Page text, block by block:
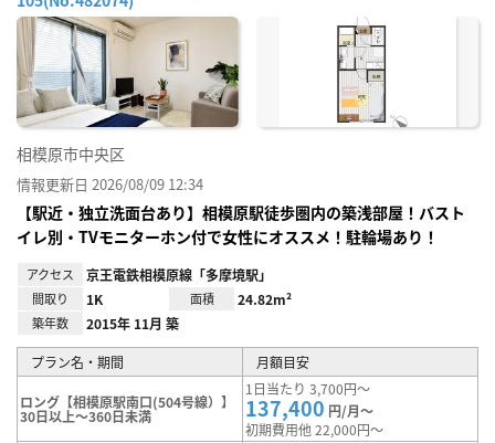
に入
相模原市中央区
情報更新日 2026/08/09 12:34
【駅近・独立洗面台あり】相模原駅徒歩圏内の築浅部屋！バスト
イレ別・TVモニターホン付で女性にオススメ！駐輪場あり！
アクセス 京王電鉄相模原線「多摩境駅」
間取り 1K 面積 24.82m²
築年数 2015年 11月 築
プラン名・期間 月額目安
ロング【相模原駅南口(504号線）】
30日以上～360日未満
1日当たり 3,700円～
137,400 円/月～
初期費用他 22,000円～